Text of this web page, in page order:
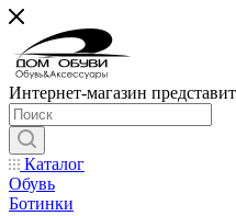
Интернет-магазин
Каталог
Обувь
Ботинки